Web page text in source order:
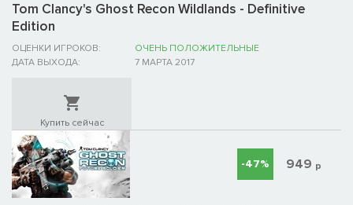
Tom Clancy's Ghost Recon Wildlands - Definitive
Edition
ОЦЕНКИ ИГРОКОВ:
ОЧЕНЬ ПОЛОЖИТЕЛЬНЫЕ
ДАТА ВЫХОДА:
7 МАРТА 2017
Купить сейчас
-47% 949 р